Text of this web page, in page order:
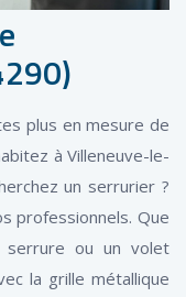
plus en mesure de
à Villeneuve-le-
un serrurier ?
professionnels. Que
serrure ou un volet
la grille métallique